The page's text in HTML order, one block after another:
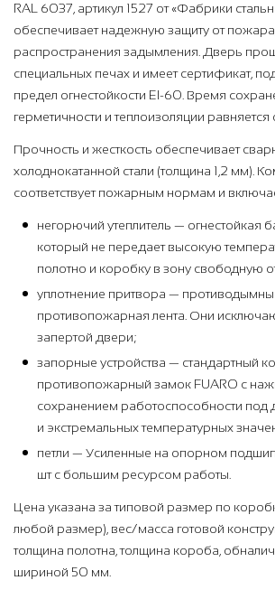
RAL 6037, артикул 1527 от «Фабрики
обеспечивает надежную защиту от
распространения задымления. Дверь
специальных печах и имеет сертификат,
предел огнестойкости EI-60. Время
герметичности и теплоизоляции равняется
Прочность и жесткость обеспечивает
холоднокатанной стали (толщина 1,2 мм).
соответствует пожарным нормам и
негорючий утеплитель — огнестойкая
который не передает высокую
полотно и коробку в зону свободную
уплотнение притвора —
противопожарная лента. Они
запертой двери;
запорные устройства — стандартный
противопожарный замок FUARO с
сохранением работоспособности под
и экстремальных температурных
петли — Усиленные на опорном
шт с большим ресурсом работы.
Цена указана за типовой размер по
любой размер), вес/масса готовой
толщина полотна, толщина короба,
шириной 50 мм.